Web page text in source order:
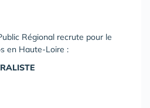
Régional recrute pour le
en Haute-Loire :